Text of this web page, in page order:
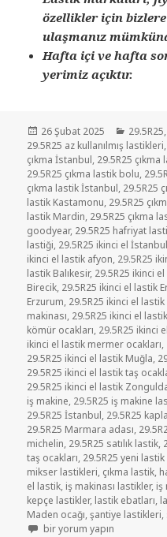
özellikler için
ulaşmanız
Hafta içi ve hafta
yerimiz açıktır.
Yayın
tarihi
26 Şubat 2025 29.5R25,
29.5R25 az kullanılmış lastikleri,
çıkma İstanbul, 29.5R25 çıkma
29.5R25 çıkma lastik bolu,
çıkma lastik İstanbul, 29.5R25
lastik Kastamonu, 29.5R25
lastik Mardin, 29.5R25 çıkma
goodyear, 29.5R25 hafriyat
lastiği, 29.5R25 ikinci el İstanbul
ikinci el lastik afyon, 29.5R25
lastik Balıkesir, 29.5R25 ikinci
Birecik, 29.5R25 ikinci el lastik
Erzurum, 29.5R25 ikinci el
makinası, 29.5R25 ikinci el
kömür ocakları, 29.5R25 ikinci
ikinci el lastik mermer ocakları,
29.5R25 ikinci el lastik Muğla,
29.5R25 ikinci el lastik taş
29.5R25 ikinci el lastik
iş makine, 29.5R25 iş makine
29.5R25 İstanbul, 29.5R25
29.5R25 Marmara adası,
michelin, 29.5R25 satılık lastik,
taş ocakları, 29.5R25 yeni lastik
mikser lastikleri, çıkma lastik,
el lastik, iş makinası lastikler, iş
kepçe lastikler, lastik ebatları,
Maden ocağı,şantiye lastikleri,
29-5-25 İŞ MAKİNE
bir yorum yapın